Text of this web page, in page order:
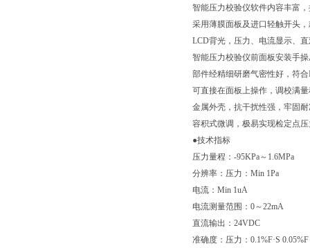
智能压力校验仪软件内容丰富
采用薄膜面板及进口轻触开头
LCD背光，压力、电流显示、
智能压力校验仪前面板安装手
部件经精细研磨气密性好，符
可直接在面板上操作，调校满
金属外壳，抗干扰性强，牢固
容积式微调，极易实现检定点
●技术指标
压力量程：-95KPa～1.6MPa
分辨率：压力：Min 1Pa
电流：Min 1uA
电流测量范围：0～22mA
直流输出：24VDC
准确度：压力：0.1%F·S 0.05%F